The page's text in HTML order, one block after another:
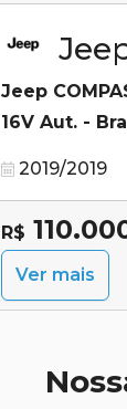
Jeep
16V Aut. -
2019/2019
R$
Ver mais